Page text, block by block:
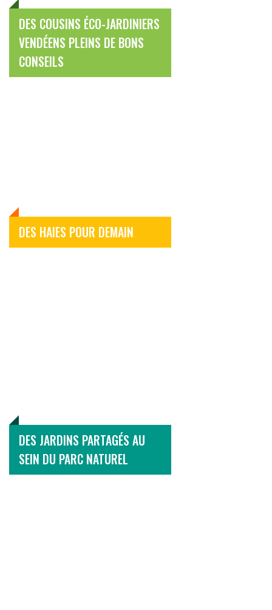
DES COUSINS ÉCO-JARDINIERS
VENDÉENS PLEINS DE BONS
CONSEILS
DES HAIES POUR DEMAIN
DES JARDINS PARTAGÉS AU
SEIN DU PARC NATUREL